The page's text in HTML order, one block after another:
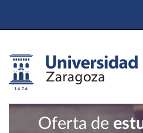
Oferta de